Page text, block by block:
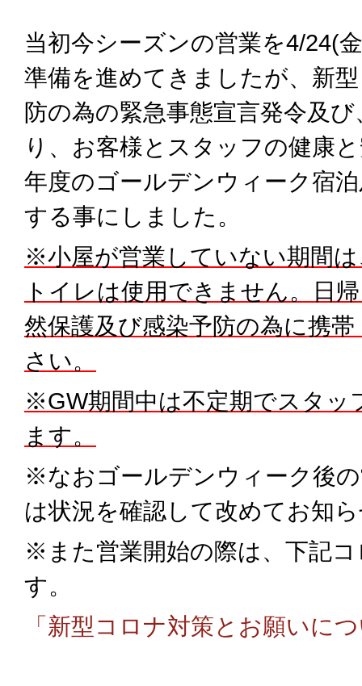
当初今シーズンの営業を4/24(
準備を進めてきましたが、新
防の為の緊急事態宣言発令及
り、お客様とスタッフの健康
年度のゴールデンウィーク宿
する事にしました。
※小屋が営業していない期間
トイレは使用できません。日
然保護及び感染予防の為に携
さい。
※GW期間中は不定期でスタッ
ます。
※なおゴールデンウィーク後
は状況を確認して改めてお知
※また営業開始の際は、下記
す。
「新型コロナ対策とお願いに